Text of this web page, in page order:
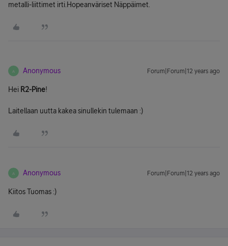
metalli-liittimet irti.Hopeanväriset Näppäimet.
A Anonymous Forum|Forum|12 years ago
Hei R2-Pine!
Laitellaan uutta kakea sinullekin tulemaan :)
A Anonymous Forum|Forum|12 years ago
Kiitos Tuomas :)